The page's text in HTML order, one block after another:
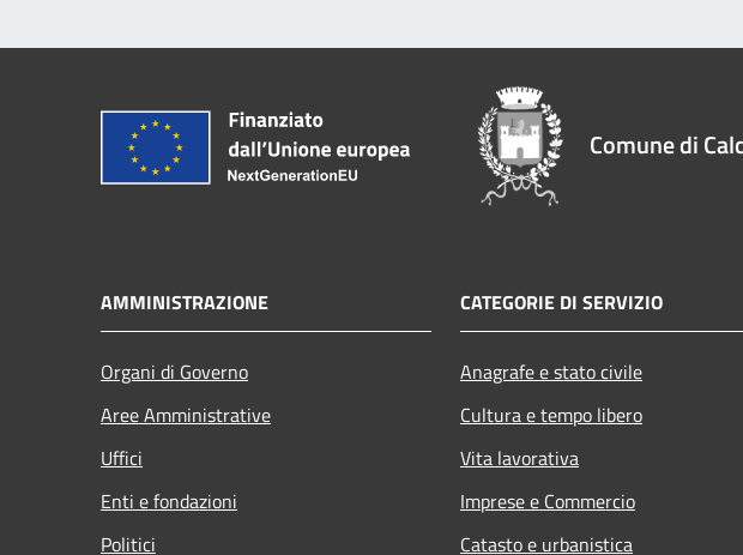
Comune di
AMMINISTRAZIONE
Organi di Governo
Aree Amministrative
Uffici
Enti e fondazioni
Politici
CATEGORIE DI SERVIZIO
Anagrafe e stato civile
Cultura e tempo libero
Vita lavorativa
Imprese e Commercio
Catasto e urbanistica